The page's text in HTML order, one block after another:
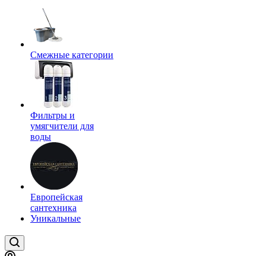
Смежные категории
Фильтры и
умягчители для
воды
Европейская
сантехника
Уникальные